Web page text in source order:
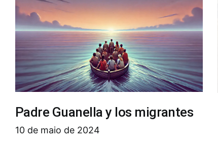
Padre Guanella y los migrantes
10 de maio de 2024